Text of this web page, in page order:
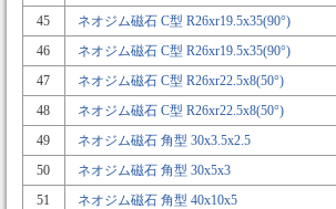
45
ネオジム磁石 C型 R26xr19.5x35(90°)
46
ネオジム磁石 C型 R26xr19.5x35(90°)
47
ネオジム磁石 C型 R26xr22.5x8(50°)
48
ネオジム磁石 C型 R26xr22.5x8(50°)
49
ネオジム磁石 角型 30x3.5x2.5
50
ネオジム磁石 角型 30x5x3
51
ネオジム磁石 角型 40x10x5